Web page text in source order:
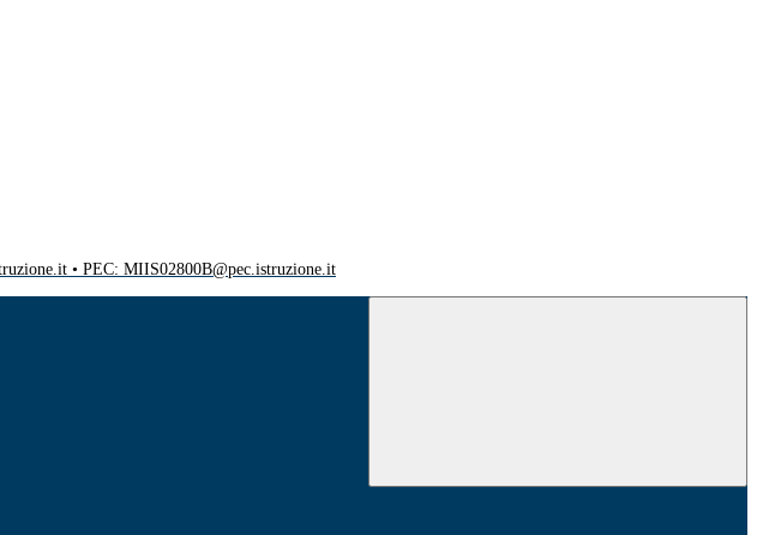
• PEC: MIIS02800B@pec.istruzione.it